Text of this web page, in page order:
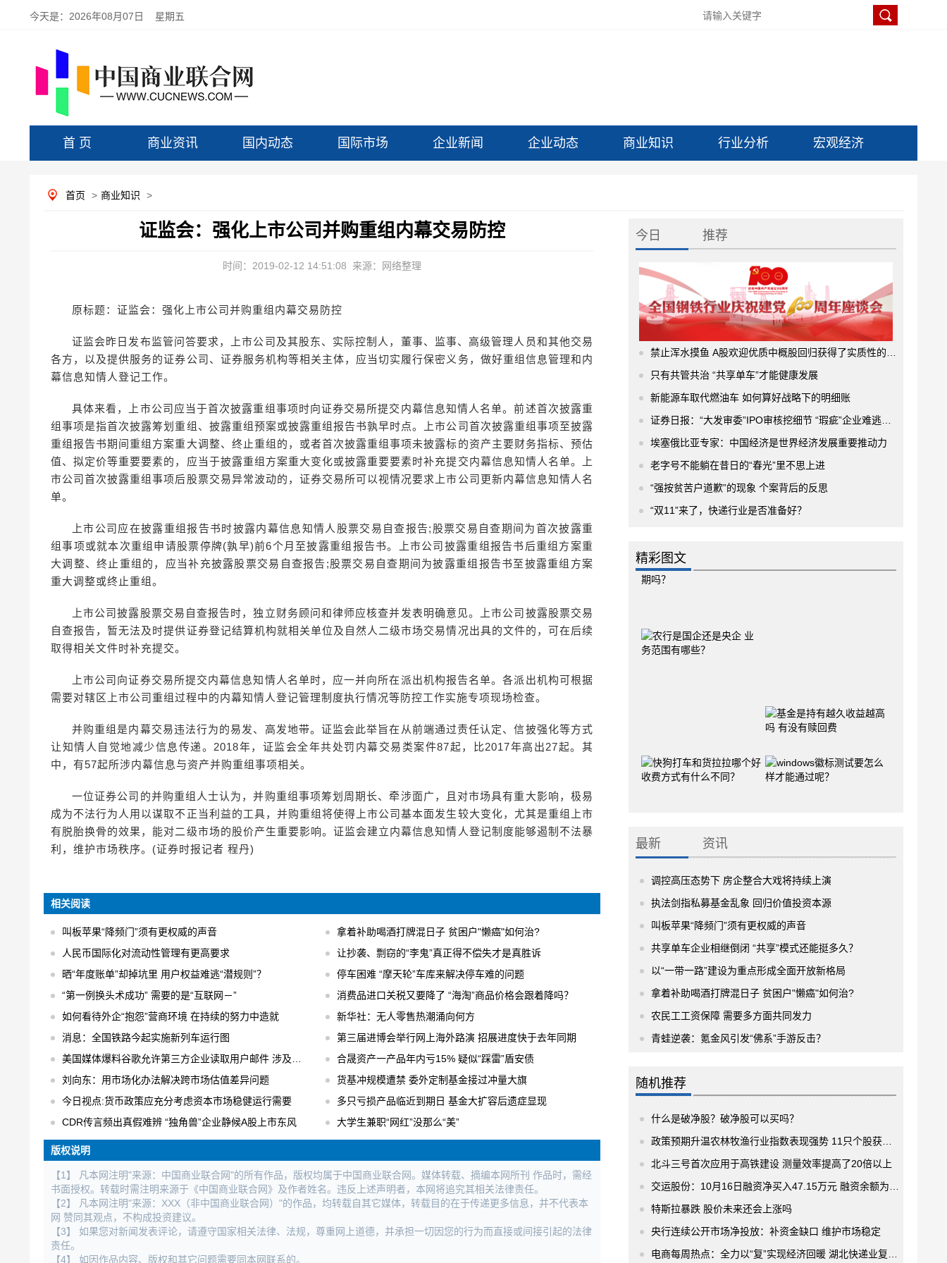
今天是： 2026年08月07日 星期五
首 页 商业资讯 国内动态 国际市场 企业新闻 企业动态 商业知识 行业分析 宏观经济
首页 > 商业知识 >
证监会：强化上市公司并购重组内幕交易防控
时间：2019-02-12 14:51:08 来源：网络整理
原标题：证监会：强化上市公司并购重组内幕交易防控
证监会昨日发布监管问答要求，上市公司及其股东、实际控制人，董事、监事、高级管理人员和其他交易
各方，以及提供服务的证券公司、证券服务机构等相关主体，应当切实履行保密义务，做好重组信息管理和内
幕信息知情人登记工作。
具体来看，上市公司应当于首次披露重组事项时向证券交易所提交内幕信息知情人名单。前述首次披露重
组事项是指首次披露筹划重组、披露重组预案或披露重组报告书孰早时点。上市公司首次披露重组事项至披露
重组报告书期间重组方案重大调整、终止重组的，或者首次披露重组事项未披露标的资产主要财务指标、预估
值、拟定价等重要要素的，应当于披露重组方案重大变化或披露重要要素时补充提交内幕信息知情人名单。上
市公司首次披露重组事项后股票交易异常波动的，证券交易所可以视情况要求上市公司更新内幕信息知情人名
单。
上市公司应在披露重组报告书时披露内幕信息知情人股票交易自查报告;股票交易自查期间为首次披露重
组事项或就本次重组申请股票停牌(孰早)前6个月至披露重组报告书。上市公司披露重组报告书后重组方案重
大调整、终止重组的，应当补充披露股票交易自查报告;股票交易自查期间为披露重组报告书至披露重组方案
重大调整或终止重组。
上市公司披露股票交易自查报告时，独立财务顾问和律师应核查并发表明确意见。上市公司披露股票交易
自查报告，暂无法及时提供证券登记结算机构就相关单位及自然人二级市场交易情况出具的文件的，可在后续
取得相关文件时补充提交。
上市公司向证券交易所提交内幕信息知情人名单时，应一并向所在派出机构报告名单。各派出机构可根据
需要对辖区上市公司重组过程中的内幕知情人登记管理制度执行情况等防控工作实施专项现场检查。
并购重组是内幕交易违法行为的易发、高发地带。证监会此举旨在从前端通过责任认定、信披强化等方式
让知情人自觉地减少信息传递。2018年，证监会全年共处罚内幕交易类案件87起，比2017年高出27起。其
中，有57起所涉内幕信息与资产并购重组事项相关。
一位证券公司的并购重组人士认为，并购重组事项筹划周期长、牵涉面广，且对市场具有重大影响，极易
成为不法行为人用以谋取不正当利益的工具，并购重组将使得上市公司基本面发生较大变化，尤其是重组上市
有脱胎换骨的效果，能对二级市场的股价产生重要影响。证监会建立内幕信息知情人登记制度能够遏制不法暴
利，维护市场秩序。(证券时报记者 程丹)
相关阅读
叫板苹果“降频门”须有更权威的声音
拿着补助喝酒打牌混日子 贫困户"懒癌"如何治?
人民币国际化对流动性管理有更高要求
让抄袭、剽窃的“李鬼”真正得不偿失才是真胜诉
晒“年度账单”却掉坑里 用户权益难逃“潜规则”？
停车困难 “摩天轮”车库来解决停车难的问题
“第一例换头术成功” 需要的是“互联网－”
消费品进口关税又要降了 “海淘”商品价格会跟着降吗？
如何看待外企“抱怨”营商环境 在持续的努力中造就
新华社：无人零售热潮涌向何方
消息：全国铁路今起实施新列车运行图
第三届进博会举行网上海外路演 招展进度快于去年同期
美国媒体爆料谷歌允许第三方企业读取用户邮件 涉及用户数以百万计
合晟资产一产品年内亏15% 疑似“踩雷”盾安债
刘向东：用市场化办法解决跨市场估值差异问题
货基冲规模遭禁 委外定制基金接过冲量大旗
今日视点:货币政策应充分考虑资本市场稳健运行需要
多只亏损产品临近到期日 基金大扩容后遗症显现
CDR传言频出真假难辨 “独角兽”企业静候A股上市东风
大学生兼职“网红”没那么“美”
版权说明
【1】 凡本网注明"来源：中国商业联合网"的所有作品，版权均属于中国商业联合网。媒体转载、摘编本网所刊 作品时，需经
书面授权。转载时需注明来源于《中国商业联合网》及作者姓名。违反上述声明者，本网将追究其相关法律责任。
【2】 凡本网注明"来源：XXX（非中国商业联合网）"的作品，均转载自其它媒体，转载目的在于传递更多信息，并不代表本
网 赞同其观点，不构成投资建议。
【3】 如果您对新闻发表评论，请遵守国家相关法律、法规，尊重网上道德，并承担一切因您的行为而直接或间接引起的法律
责任。
【4】 如因作品内容、版权和其它问题需要同本网联系的。
今日 推荐
禁止浑水摸鱼 A股欢迎优质中概股回归获得了实质性的进展
只有共管共治 “共享单车”才能健康发展
新能源车取代燃油车 如何算好战略下的明细账
证券日报：“大发审委”IPO审核挖细节 “瑕疵”企业难逃法眼
埃塞俄比亚专家：中国经济是世界经济发展重要推动力
老字号不能躺在昔日的“春光”里不思上进
“强按贫苦户道歉”的现象 个案背后的反思
“双11”来了，快递行业是否准备好？
精彩图文
最新 资讯
调控高压态势下 房企整合大戏将持续上演
执法剑指私募基金乱象 回归价值投资本源
叫板苹果“降频门”须有更权威的声音
共享单车企业相继倒闭 “共享”模式还能挺多久？
以“一带一路”建设为重点形成全面开放新格局
拿着补助喝酒打牌混日子 贫困户"懒癌"如何治?
农民工工资保障 需要多方面共同发力
青蛙逆袭：氪金风引发“佛系”手游反击？
随机推荐
什么是破净股？破净股可以买吗？
政策预期升温农林牧渔行业指数表现强势 11只个股获逾4亿元大单抢筹
北斗三号首次应用于高铁建设 测量效率提高了20倍以上
交运股份：10月16日融资净买入47.15万元 融资余额为2.14亿元
特斯拉暴跌 股价未来还会上涨吗
央行连续公开市场净投放：补资金缺口 维护市场稳定
电商每周热点：全力以“复”实现经济回暖 湖北快递业复工率超九成